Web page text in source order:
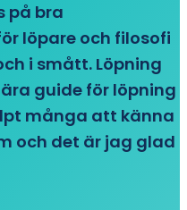
på bra
löpare och filosofi
i smått. Löpning
guide för löpning
många att känna
och det är jag glad